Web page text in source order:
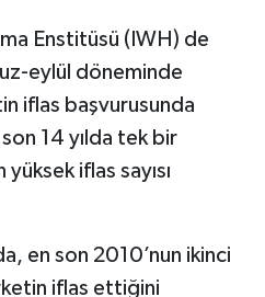
Enstitüsü (IWH) de
eylül döneminde
iflas başvurusunda
14 yılda tek bir
iflas sayısı
en son 2010’nun ikinci
iflas ettiğini